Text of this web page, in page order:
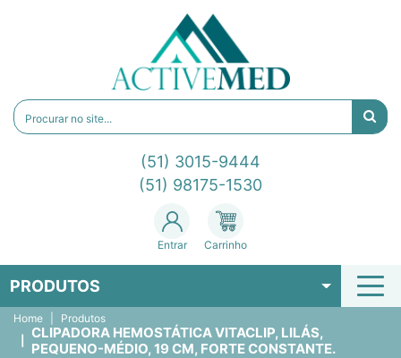
(51) 3015-9444
(51) 98175-1530
Entrar Carrinho
PRODUTOS
Home Produtos
CLIPADORA HEMOSTÁTICA VITACLIP, LILÁS,
PEQUENO-MÉDIO, 19 CM, FORTE CONSTANTE.